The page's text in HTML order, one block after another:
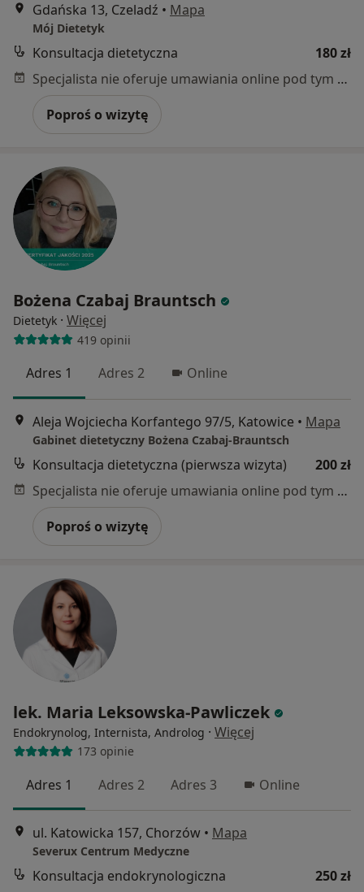
Gdańska 13, Czeladź • Mapa
Mój Dietetyk
Konsultacja dietetyczna
180 zł
Specjalista nie oferuje umawiania online pod tym adresem.
Poproś o wizytę
Bożena Czabaj Brauntsch
Dietetyk · Więcej
419 opinii
Adres 1 Adres 2 Online
Aleja Wojciecha Korfantego 97/5, Katowice • Mapa
Gabinet dietetyczny Bożena Czabaj-Brauntsch
Konsultacja dietetyczna (pierwsza wizyta)
200 zł
Specjalista nie oferuje umawiania online pod tym adresem.
Poproś o wizytę
lek. Maria Leksowska-Pawliczek
Endokrynolog, Internista, Androlog · Więcej
173 opinie
Adres 1 Adres 2 Adres 3 Online
ul. Katowicka 157, Chorzów • Mapa
Severux Centrum Medyczne
Konsultacja endokrynologiczna
250 zł